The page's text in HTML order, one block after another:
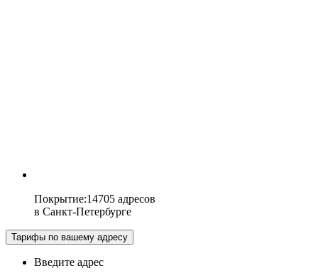
Покрытие:14705 адресов
в Санкт-Петербурге
Тарифы по вашему адресу
Введите адрес